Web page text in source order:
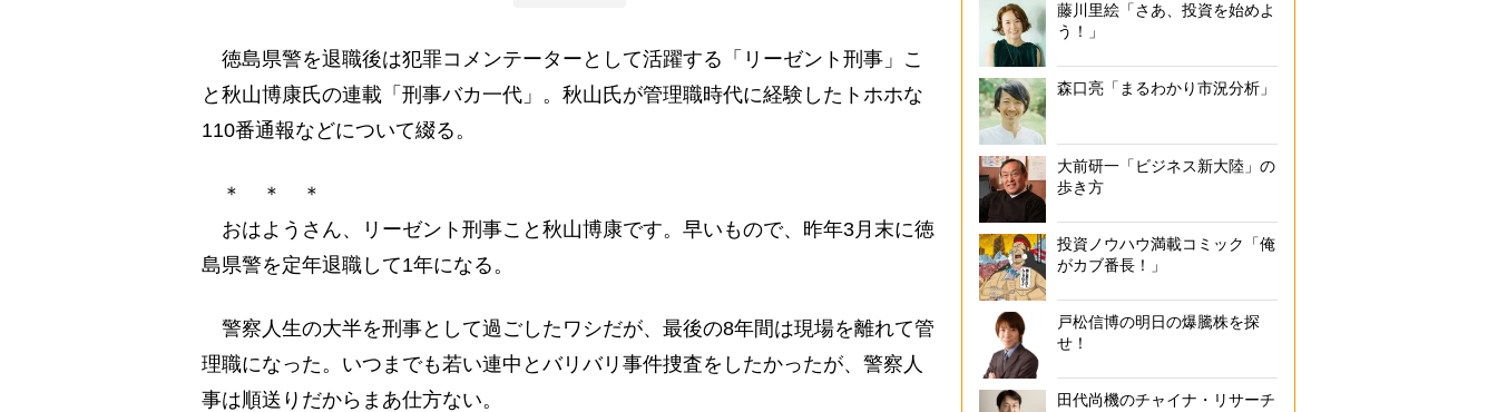
徳島県警を退職後は犯罪コメンテーターとして活躍する「リーゼント刑事」こ
と秋山博康氏の連載「刑事バカ一代」。秋山氏が管理職時代に経験したトホホな
110番通報などについて綴る。
＊ ＊ ＊
おはようさん、リーゼント刑事こと秋山博康です。早いもので、昨年3月末に徳
島県警を定年退職して1年になる。
警察人生の大半を刑事として過ごしたワシだが、最後の8年間は現場を離れて管
理職になった。いつまでも若い連中とバリバリ事件捜査をしたかったが、警察人
事は順送りだからまあ仕方ない。
藤川里絵「さあ、投資を始めよ
う！」
森口亮「まるわかり市況分析」
大前研一「ビジネス新大陸」の
歩き方
投資ノウハウ満載コミック「俺
がカブ番長！」
戸松信博の明日の爆騰株を探
せ！
田代尚機のチャイナ・リサーチ